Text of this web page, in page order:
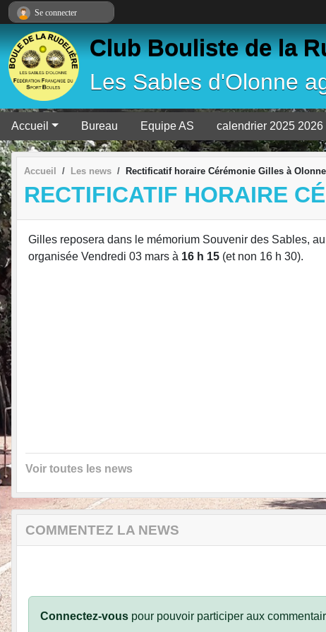
Club Bouliste de la
Les Sables d'Olonne
Accueil Bureau Equipe AS calendrier 2025 2026
Accueil Les news Rectificatif horaire Cérémonie Gilles à Olonne
RECTIFICATIF HORAIRE
Gilles reposera dans le mémorium Souvenir des Sables,
organisée Vendredi 03 mars à 16 h 15 (et non 16 h 30).
Voir toutes les news
COMMENTEZ LA NEWS
Connectez-vous pour pouvoir participer aux
Se connecter
Panneau de gestion des cookies